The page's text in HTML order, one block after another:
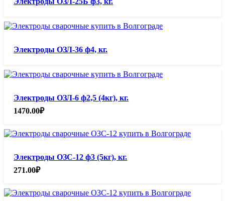
Электроды ОЗЛ-36 ф4, кг.
Электроды ОЗЛ-6 ф2,5 (4кг), кг.
1470.00₽
Электроды ОЗС-12 ф3 (5кг), кг.
271.00₽